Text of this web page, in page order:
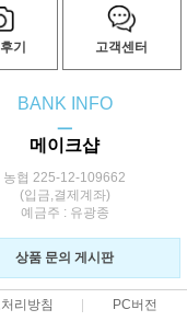
기 고객센터
BANK INFO
ㅡ
메이크샵
농협 225-12-109662
(입금,결제계좌)
예금주 : 유광종
상품 문의 게시판
리방침 PC버전